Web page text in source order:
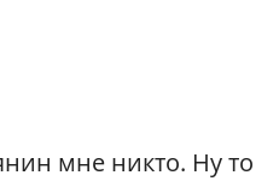
мне никто. Ну то